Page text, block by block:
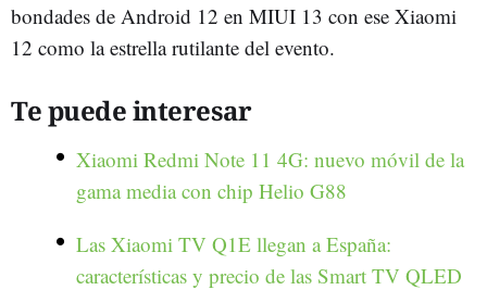
bondades de Android 12 en MIUI 13 con ese Xiaomi
12 como la estrella rutilante del evento.
Te puede interesar
Xiaomi Redmi Note 11 4G: nuevo móvil de la
gama media con chip Helio G88
Las Xiaomi TV Q1E llegan a España:
características y precio de las Smart TV QLED